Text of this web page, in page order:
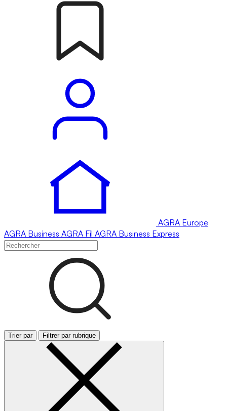
AGRA Europe
AGRA Business AGRA Fil AGRA Business Express
Trier par Filtrer par rubrique